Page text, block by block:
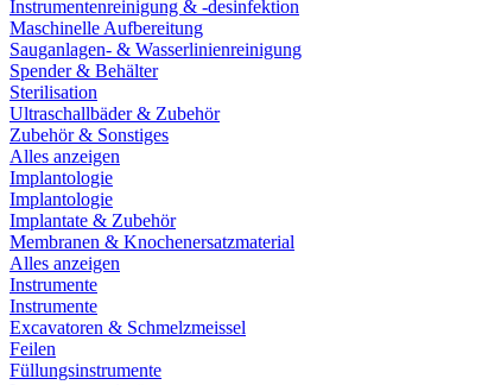
Instrumentenreinigung & -desinfektion
Maschinelle Aufbereitung
Sauganlagen- & Wasserlinienreinigung
Spender & Behälter
Sterilisation
Ultraschallbäder & Zubehör
Zubehör & Sonstiges
Alles anzeigen
Implantologie
Implantologie
Implantate & Zubehör
Membranen & Knochenersatzmaterial
Alles anzeigen
Instrumente
Instrumente
Excavatoren & Schmelzmeissel
Feilen
Füllungsinstrumente